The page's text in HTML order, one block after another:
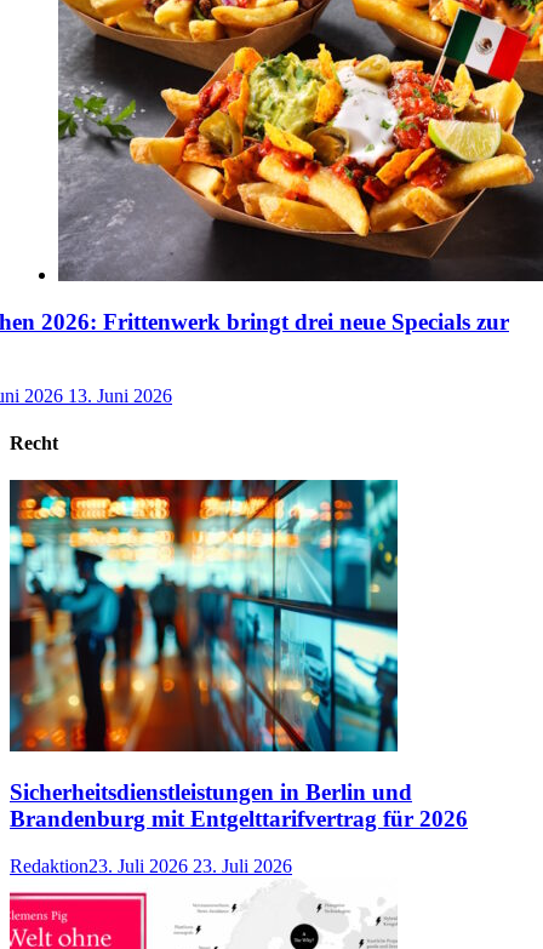
2026: Frittenwerk bringt drei neue Specials zur
2026 13. Juni 2026
Recht
Sicherheitsdienstleistungen in Berlin und
Brandenburg mit Entgelttarifvertrag für 2026
Redaktion23. Juli 2026 23. Juli 2026